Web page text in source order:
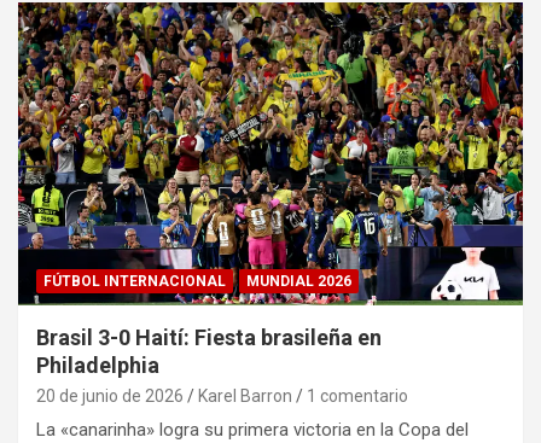
FÚTBOL INTERNACIONAL MUNDIAL 2026
Brasil 3-0 Haití: Fiesta brasileña en
Philadelphia
20 de junio de 2026 Karel Barron 1 comentario
La «canarinha» logra su primera victoria en la Copa del